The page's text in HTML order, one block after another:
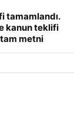
tamamlandı.
kanun teklifi
metni